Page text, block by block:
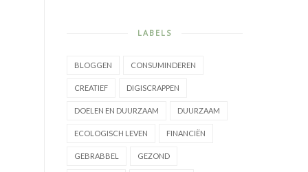
LABELS
BLOGGEN CONSUMINDEREN
CREATIEF DIGISCRAPPEN
DOELEN EN DUURZAAM DUURZAAM
ECOLOGISCH LEVEN FINANCIËN
GEBRABBEL GEZOND